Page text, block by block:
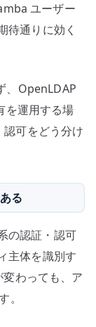
ユーザー
待通りに効く
、OpenLDAP
を運用する場
可をどう分け
る
の認証・認可
主体を識別す
わっても、ア
。